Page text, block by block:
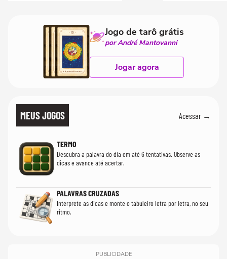
Jogo de tarô grátis
por André Mantovanni
Jogar agora
MEUS JOGOS Acessar →
TERMO
Descubra a palavra do dia em até 6 tentativas. Observe as
dicas e avance até acertar.
PALAVRAS CRUZADAS
Interprete as dicas e monte o tabuleiro letra por letra, no seu
ritmo.
PUBLICIDADE